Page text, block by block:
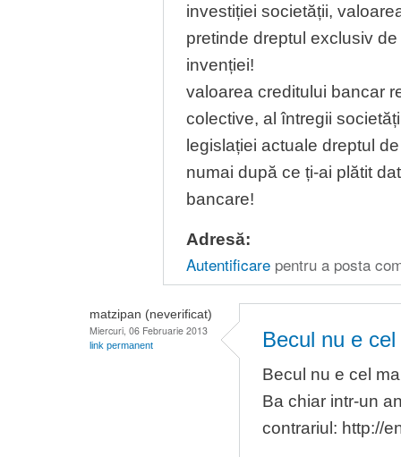
investiției societății,
pretinde dreptul exclusiv
invenției!
valoarea creditului bancar
colective, al întregii
legislației actuale dreptul
numai după ce ți-ai plătit
bancare!
Adresă:
Autentificare pentru a posta
matzipan (neverificat)
Miercuri, 06 Februarie 2013
link permanent Becul nu e
Becul nu e cel
Ba chiar intr-un
contrariul: http://